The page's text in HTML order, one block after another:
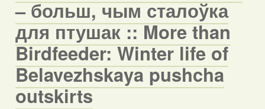
– больш, чым сталоўка
для птушак :: More than
Birdfeeder: Winter life of
Belavezhskaya pushcha
outskirts